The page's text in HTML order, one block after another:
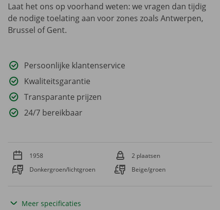
Laat het ons op voorhand weten: we vragen dan tijdig
de nodige toelating aan voor zones zoals Antwerpen,
Brussel of Gent.
Persoonlijke klantenservice
Kwaliteitsgarantie
Transparante prijzen
24/7 bereikbaar
1958
2 plaatsen
Donkergroen/lichtgroen
Beige/groen
Meer specificaties